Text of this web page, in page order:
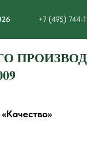
+7 (495) 744-